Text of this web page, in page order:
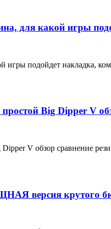
для какой игры
игры подойдет накладка,
Big Dipper V
V обзор сравнение
версия крутого